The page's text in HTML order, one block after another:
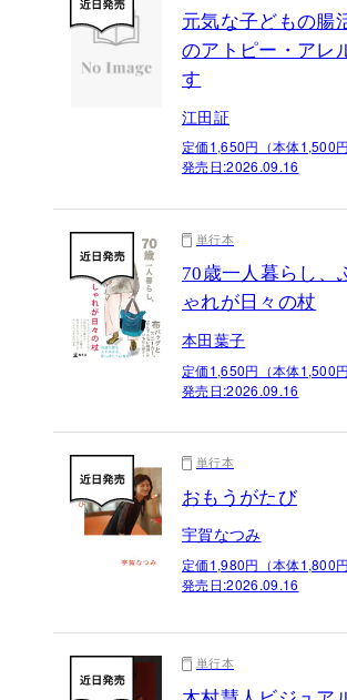
元気な子どもの
のアトピー・アレ
す
江田証
定価1,650円（本体1,500円
発売日:2026.09.16
単行本
70歳一人暮らし、
ゃれが日々の杖
本田葉子
定価1,650円（本体1,500円
発売日:2026.09.16
単行本
おもうがたび
宇賀なつみ
定価1,980円（本体1,800円
発売日:2026.09.16
単行本